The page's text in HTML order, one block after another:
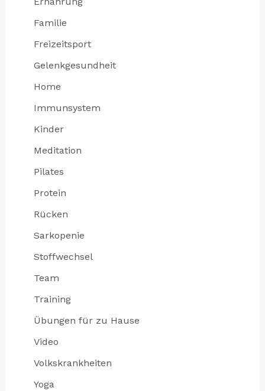
Familie
Freizeitsport
Gelenkgesundheit
Home
Immunsystem
Kinder
Meditation
Pilates
Protein
Rücken
Sarkopenie
Stoffwechsel
Team
Training
Übungen für zu Hause
Video
Volkskrankheiten
Yoga